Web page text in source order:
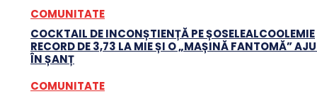
COMUNITATE
COCKTAIL DE INCONȘTIENȚĂ PE ȘOSELEALCOOLEMIE
RECORD DE 3,73 LA MIE ȘI O „MAȘINĂ FANTOMĂ”
ÎN ȘANȚ
COMUNITATE